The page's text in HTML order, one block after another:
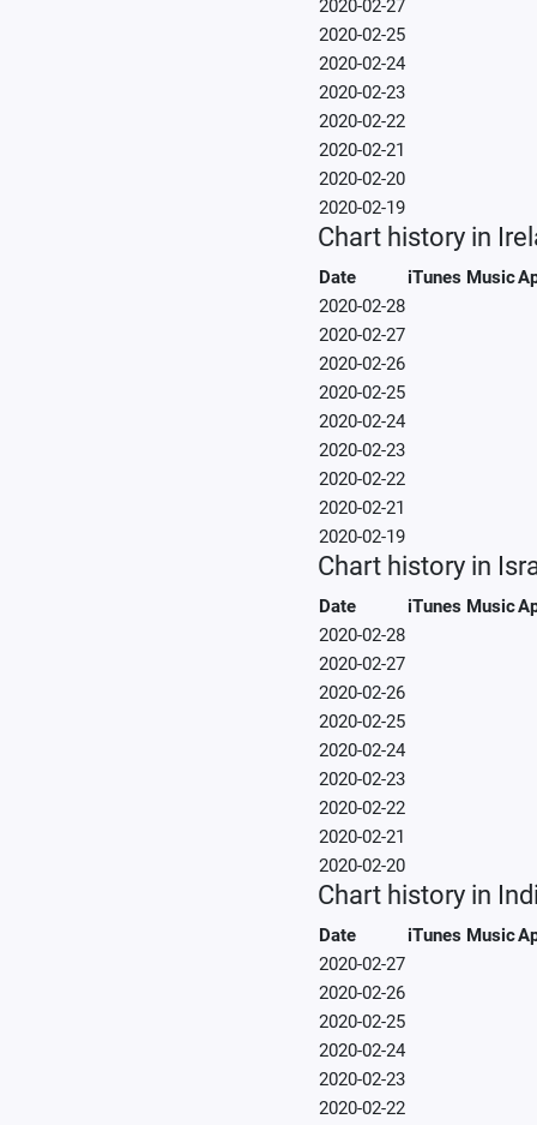
2020-02-27
2020-02-25
2020-02-24
2020-02-23
2020-02-22
2020-02-21
2020-02-20
2020-02-19
Chart history in
Date iTunes Music
2020-02-28
2020-02-27
2020-02-26
2020-02-25
2020-02-24
2020-02-23
2020-02-22
2020-02-21
2020-02-19
Chart history in
Date iTunes Music
2020-02-28
2020-02-27
2020-02-26
2020-02-25
2020-02-24
2020-02-23
2020-02-22
2020-02-21
2020-02-20
Chart history in
Date iTunes Music
2020-02-27
2020-02-26
2020-02-25
2020-02-24
2020-02-23
2020-02-22